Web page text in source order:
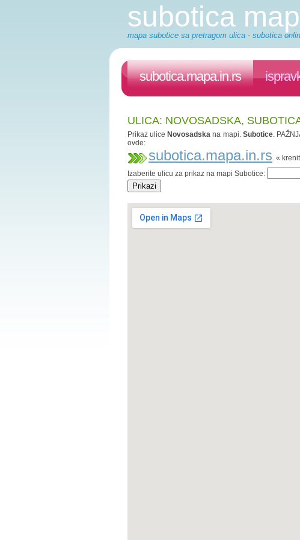
subotica
mapa subotice sa pretragom ulica - subotica
subotica.mapa.in.rs
ULICA: NOVOSADSKA,
Prikaz ulice Novosadska na mapi. Subotice.
ovde:
subotica.mapa.in.rs. «
Izaberite ulicu za prikaz na mapi Subotice: